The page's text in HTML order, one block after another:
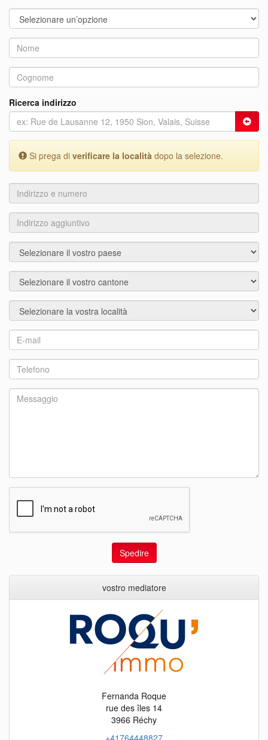
Ricerca indirizzo
Si prega di verificare la località dopo la selezione.
Indirizzo
e
numero
Indirizzo
aggiuntivo
Paese
Città
Località
Spedire
vostro mediatore
Fernanda Roque
rue des îles 14
3966 Réchy